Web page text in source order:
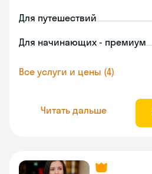
Для путешествий
Для начинающих - премиум
Все услуги и цены (4)
Читать дальше